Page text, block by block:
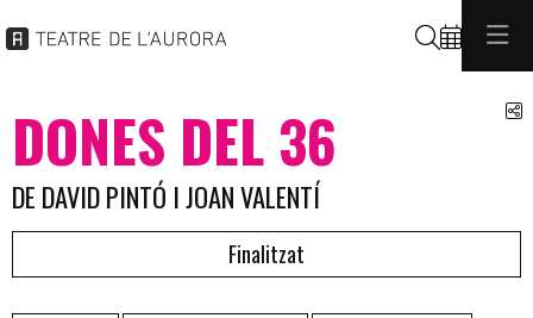
Cerca
DONES DEL 36
DE DAVID PINTÓ I JOAN VALENTÍ
Finalitzat